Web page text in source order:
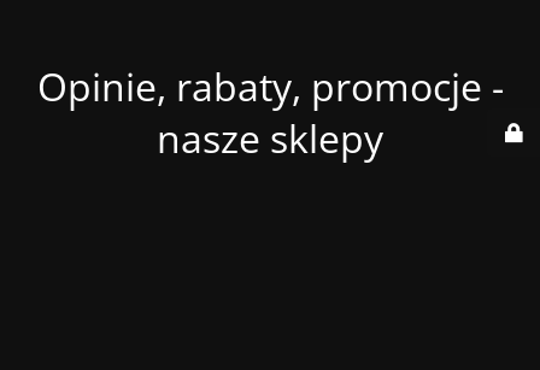
Opinie, rabaty, promocje -
nasze sklepy